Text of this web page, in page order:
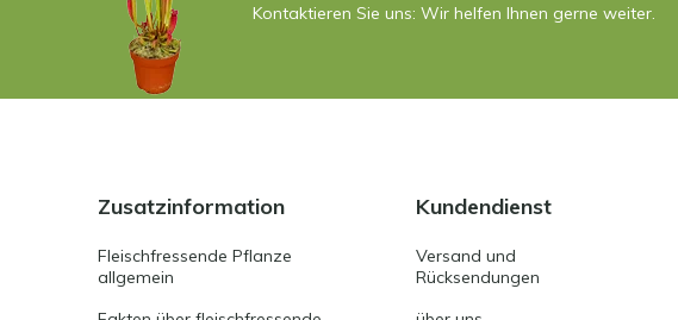
Kontaktieren Sie uns: Wir helfen Ihnen gerne weiter.
Zusatzinformation
Fleischfressende Pflanze
allgemein
Kundendienst
Versand und
Rücksendungen